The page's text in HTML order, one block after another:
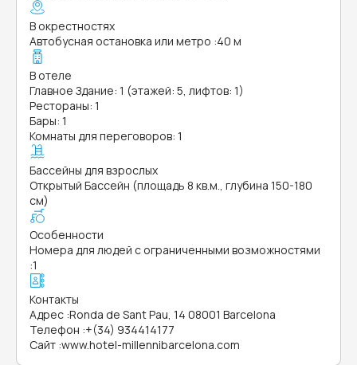
В окрестностях
Автобусная остановка или метро :40 м
В отеле
Главное Здание: 1 (этажей: 5, лифтов: 1)
Рестораны: 1
Бары: 1
Комнаты для переговоров: 1
Бассейны для взрослых
Открытый Бассейн (площадь 8 кв.м., глубина 150-180
см)
Особенности
Номера для людей с ограниченными возможностями
:1
Контакты
Адрес :Ronda de Sant Pau, 14 08001 Barcelona
Телефон :+(34) 934414177
Сайт :www.hotel-millennibarcelona.com